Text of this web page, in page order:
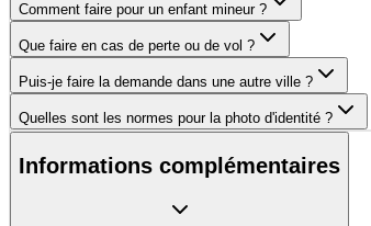
Comment faire pour un enfant mineur ?
Que faire en cas de perte ou de vol ?
Puis-je faire la demande dans une autre ville ?
Quelles sont les normes pour la photo d'identité ?
Informations complémentaires